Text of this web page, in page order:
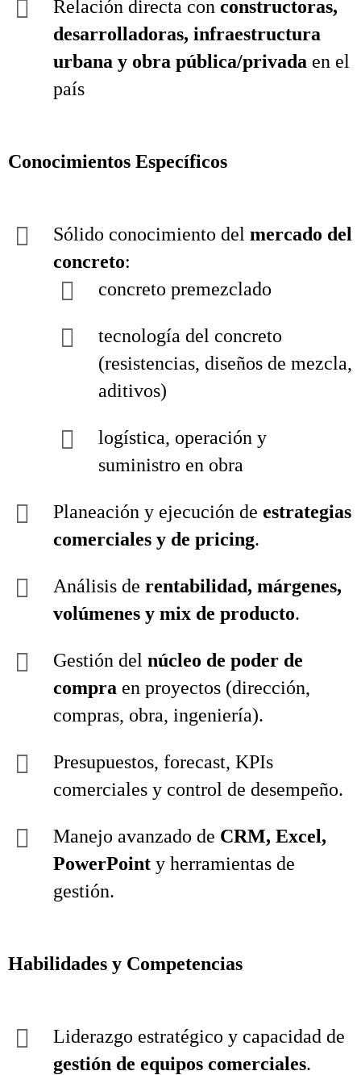
Relación directa con constructoras,
desarrolladoras, infraestructura
urbana y obra pública/privada en el
país
Conocimientos Específicos
Sólido conocimiento del mercado del
concreto:
concreto premezclado
tecnología del concreto
(resistencias, diseños de mezcla,
aditivos)
logística, operación y
suministro en obra
Planeación y ejecución de estrategias
comerciales y de pricing.
Análisis de rentabilidad, márgenes,
volúmenes y mix de producto.
Gestión del núcleo de poder de
compra en proyectos (dirección,
compras, obra, ingeniería).
Presupuestos, forecast, KPIs
comerciales y control de desempeño.
Manejo avanzado de CRM, Excel,
PowerPoint y herramientas de
gestión.
Habilidades y Competencias
Liderazgo estratégico y capacidad de
gestión de equipos comerciales.